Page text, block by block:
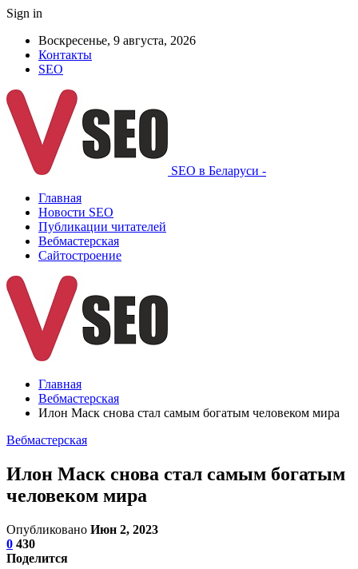
Sign in
Воскресенье, 9 августа, 2026
Контакты
SEO
SEO в Беларуси -
Главная
Новости SEO
Публикации читателей
Вебмастерская
Сайтостроение
Главная
Вебмастерская
Илон Маск снова стал самым богатым человеком мира
Вебмастерская
Илон Маск снова стал самым богатым
человеком мира
Опубликовано Июн 2, 2023
0 430
Поделится